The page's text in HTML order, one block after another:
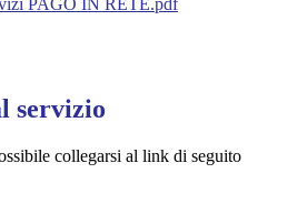
PAGO IN RETE.pdf
servizio
collegarsi al link di seguito